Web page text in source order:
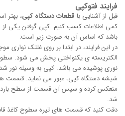
فرایند فتوکپی
قبل از آشنایی با قطعات دستگاه کپی، بهتر
کمی اطلاعات کسب کنیم. کپی گرفتن یکی
باشد که اساس آن به صورت زیر است:
در این فرایند، در ابتدا بر روی غلتک نواری
الکتریسته ی یکنواختی پخش می شود.
نوری پوشیده می باشد. کپی به وسیله نور
شیشه دستگاه کپی، عبور می نماید. قسمت
منعکس کرده و سپس آن قسمت از سطح
شد.
دقت کنید که قسمت های تیره سطوح کاغذ